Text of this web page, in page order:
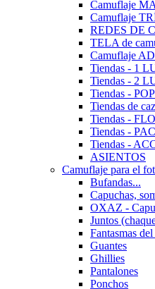
Camuflaje
Camuflaje
REDES DE
TELA de
Camuflaje
Tiendas - 1
Tiendas - 2
Tiendas -
Tiendas de
Tiendas -
Tiendas -
Tiendas -
ASIENTOS
Camuflaje para el
Bufandas...
Capuchas,
OXAZ -
Juntos
Fantasmas
Guantes
Ghillies
Pantalones
Ponchos